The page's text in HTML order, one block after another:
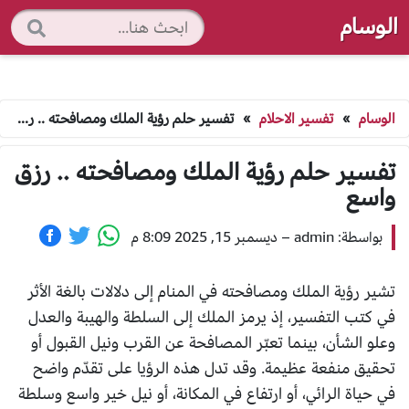
الوسام
الوسام » تفسير الاحلام » تفسير حلم رؤية الملك ومصافحته .. رزق واسع
تفسير حلم رؤية الملك ومصافحته .. رزق
واسع
بواسطة: admin – ديسمبر 15, 2025 8:09 م
تشير رؤية الملك ومصافحته في المنام إلى دلالات بالغة الأثر
في كتب التفسير، إذ يرمز الملك إلى السلطة والهيبة والعدل
وعلو الشأن، بينما تعبّر المصافحة عن القرب ونيل القبول أو
تحقيق منفعة عظيمة. وقد تدل هذه الرؤيا على تقدّم واضح
في حياة الرائي، أو ارتفاع في المكانة، أو نيل خير واسع وسلطة